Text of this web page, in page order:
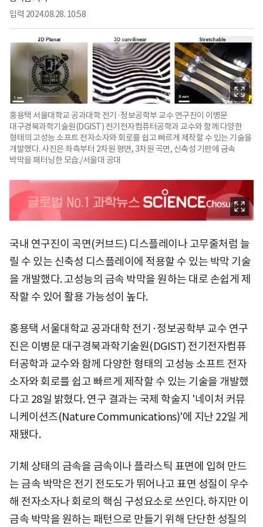
입력 2024.08.28. 10:58
홍용택 서울대학교 공과대학 전기·정보공학부 교수 연구진이 이병문
대구경북과학기술원(DGIST) 전기전자컴퓨터공학과 교수와 함께 다양한
형태의 고성능 소프트 전자소자와 회로를 쉽고 빠르게 제작할 수 있는 기술을
개발했다. 사진은 좌측부터 2차원 평면, 3차원 곡면, 신축성 기판에 금속
박막을 패터닝한 모습./서울대 공대
국내 연구진이 곡면(커브드) 디스플레이나 고무줄처럼 늘
릴 수 있는 신축성 디스플레이에 적용할 수 있는 박막 기술
을 개발했다. 고성능의 금속 박막을 원하는 대로 손쉽게 제
작할 수 있어 활용 가능성이 높다.
홍용택 서울대학교 공과대학 전기·정보공학부 교수 연구
진은 이병문 대구경북과학기술원(DGIST) 전기전자컴퓨
터공학과 교수와 함께 다양한 형태의 고성능 소프트 전자
소자와 회로를 쉽고 빠르게 제작할 수 있는 기술을 개발했
다고 28일 밝혔다. 연구 결과는 국제 학술지 '네이처 커뮤
니케이션즈(Nature Communications)'에 지난 22일 게
재됐다.
기체 상태의 금속을 금속이나 플라스틱 표면에 입혀 만드
는 금속 박막은 전기 전도도가 뛰어나고 표면 성질이 우수
해 전자소자나 회로의 핵심 구성요소로 쓰인다. 하지만 이
금속 박막을 원하는 패턴으로 만들기 위해 단단한 성질의